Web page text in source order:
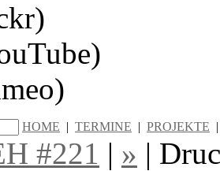
HOME | TERMINE | PROJEKTE
#221 | » |